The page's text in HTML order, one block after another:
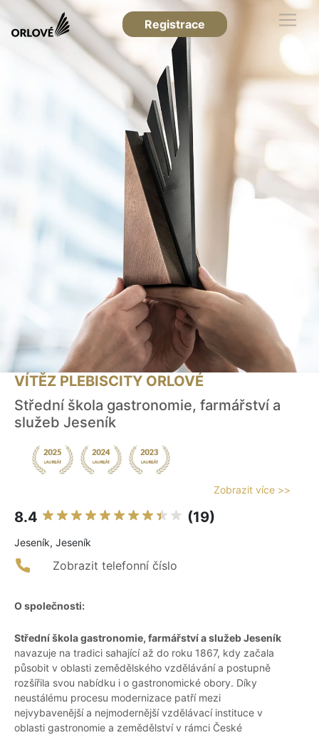
Registrace
VÍTĚZ PLEBISCITY ORLOVÉ
Střední škola gastronomie, farmářství a
služeb Jeseník
Zobrazit více >>
8.4 (19)
Jeseník, Jeseník
Zobrazit telefonní číslo
O společnosti:
Střední škola gastronomie, farmářství a služeb Jeseník
navazuje na tradici sahající až do roku 1867, kdy začala
působit v oblasti zemědělského vzdělávání a postupně
rozšířila svou nabídku i o gastronomické obory. Díky
neustálému procesu modernizace patří mezi
nejvybavenější a nejmodernější vzdělávací instituce v
oblasti gastronomie a zemědělství v rámci České